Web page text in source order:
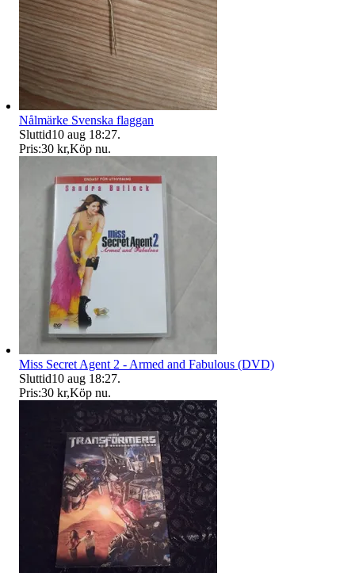
Nålmärke Svenska flaggan
Sluttid10 aug 18:27.
Pris:30 kr,Köp nu.
Miss Secret Agent 2 - Armed and Fabulous (DVD)
Sluttid10 aug 18:27.
Pris:30 kr,Köp nu.